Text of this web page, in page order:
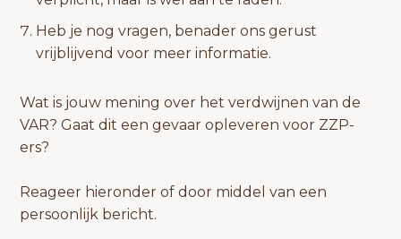
Heb je nog vragen, benader ons gerust
vrijblijvend voor meer informatie.
Wat is jouw mening over het verdwijnen van de
VAR? Gaat dit een gevaar opleveren voor ZZP-
ers?
Reageer hieronder of door middel van een
persoonlijk bericht.